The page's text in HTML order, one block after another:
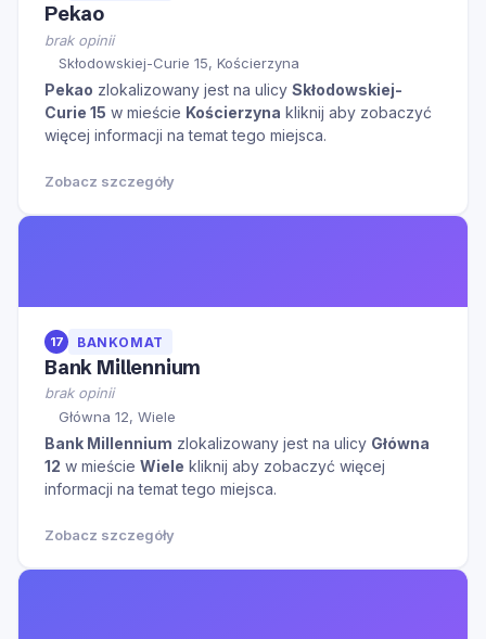
Pekao
brak opinii
Skłodowskiej-Curie 15, Kościerzyna
Pekao zlokalizowany jest na ulicy Skłodowskiej-
Curie 15 w mieście Kościerzyna kliknij aby zobaczyć
więcej informacji na temat tego miejsca.
Zobacz szczegóły
17 BANKOMAT
Bank Millennium
brak opinii
Główna 12, Wiele
Bank Millennium zlokalizowany jest na ulicy Główna
12 w mieście Wiele kliknij aby zobaczyć więcej
informacji na temat tego miejsca.
Zobacz szczegóły